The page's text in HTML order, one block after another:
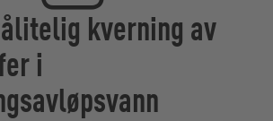
kverning av
i